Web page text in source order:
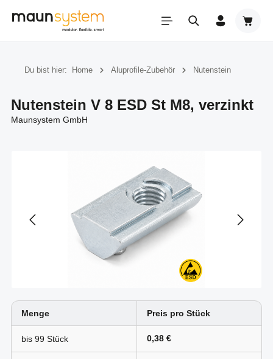
Zum Hauptinhalt springen
Du bist hier: Home Aluprofile-Zubehör Nutenstein
Nutenstein V 8 ESD St M8, verzinkt
Maunsystem GmbH
Menge Preis pro Stück
bis 99 0,38 €